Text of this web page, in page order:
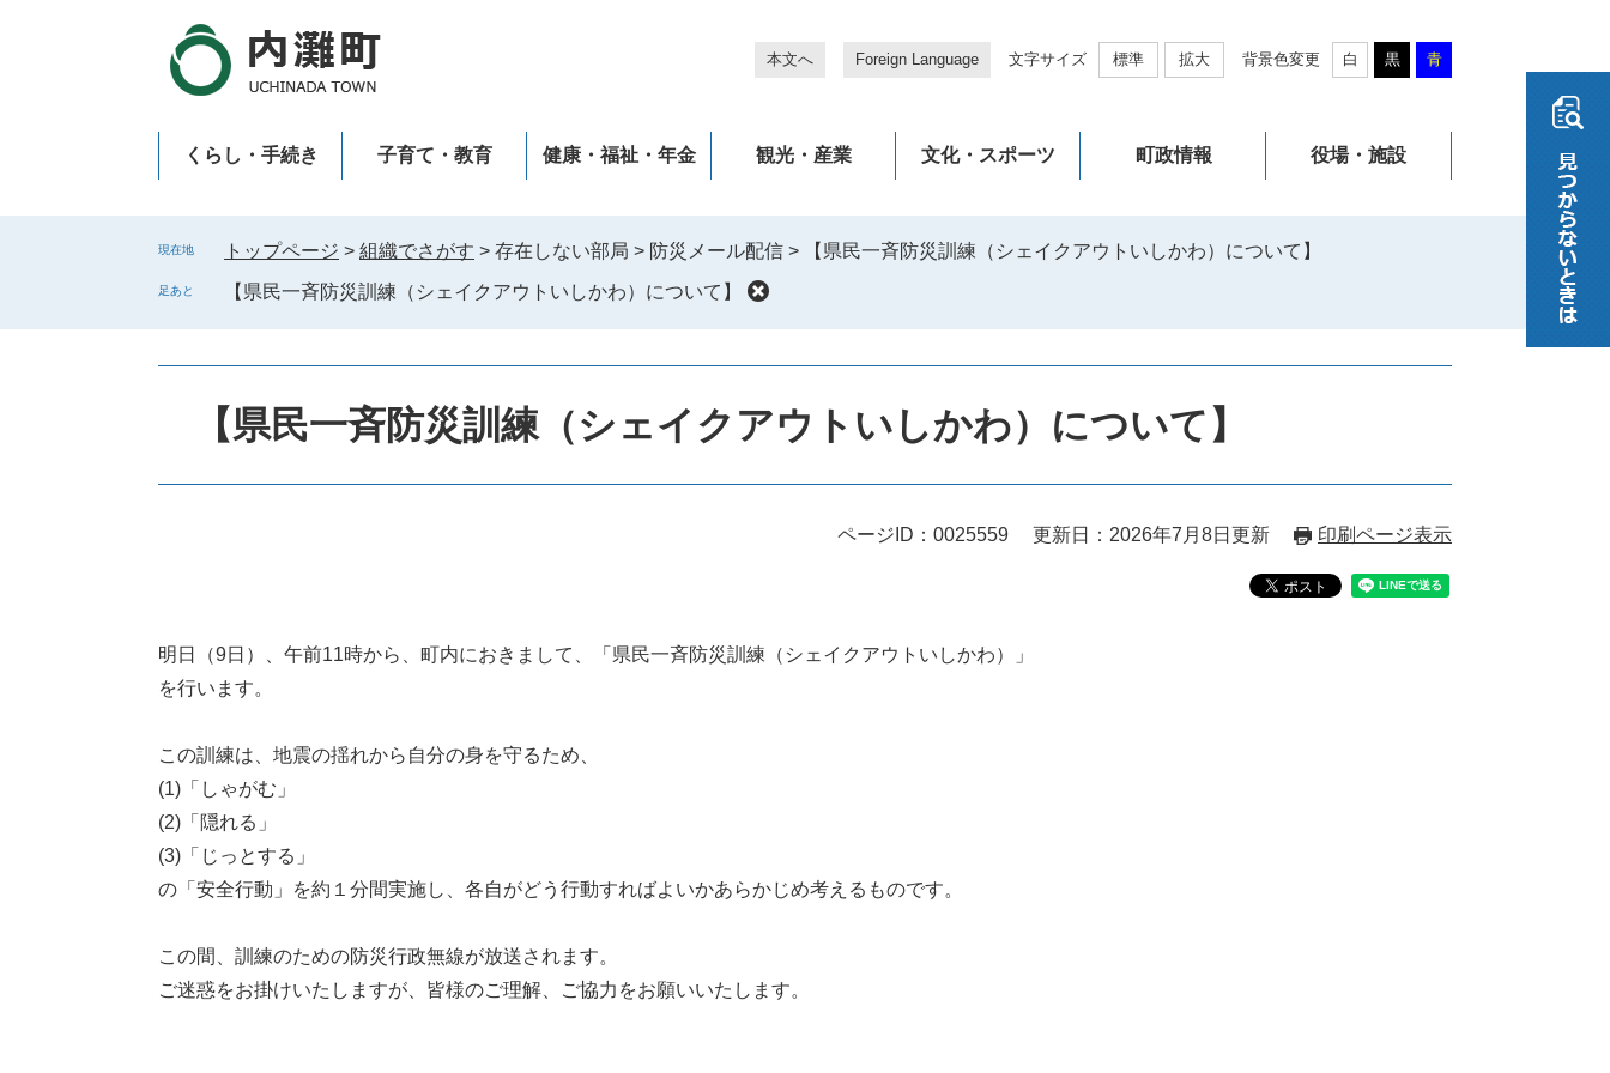
す
し
へ
本文へ Foreign Language 文字サイズ 標準 拡大 背景色変更 白 黒 青
くらし・手続き 子育て・教育 健康・福祉・年金 観光・産業 文化・スポーツ 町政情報 役場・施設
現在地 トップページ > 組織でさがす > 存在しない部局 > 防災メール配信 > 【県民一斉防災訓練（シェイクアウトいしかわ）について】
足あと 【県民一斉防災訓練（シェイクアウトいしかわ）について】
【県民一斉防災訓練（シェイクアウトいしかわ）について】
ページID：0025559 更新日：2026年7月8日更新 印刷ページ表示
本
文
明日（9日）、午前11時から、町内におきまして、「県民一斉防災訓練（シェイクアウトいしかわ）」
を行います。
この訓練は、地震の揺れから自分の身を守るため、
(1)「しゃがむ」
(2)「隠れる」
(3)「じっとする」
の「安全行動」を約１分間実施し、各自がどう行動すればよいかあらかじめ考えるものです。
この間、訓練のための防災行政無線が放送されます。
ご迷惑をお掛けいたしますが、皆様のご理解、ご協力をお願いいたします。